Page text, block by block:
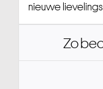
nieuwe lievelings
Zo